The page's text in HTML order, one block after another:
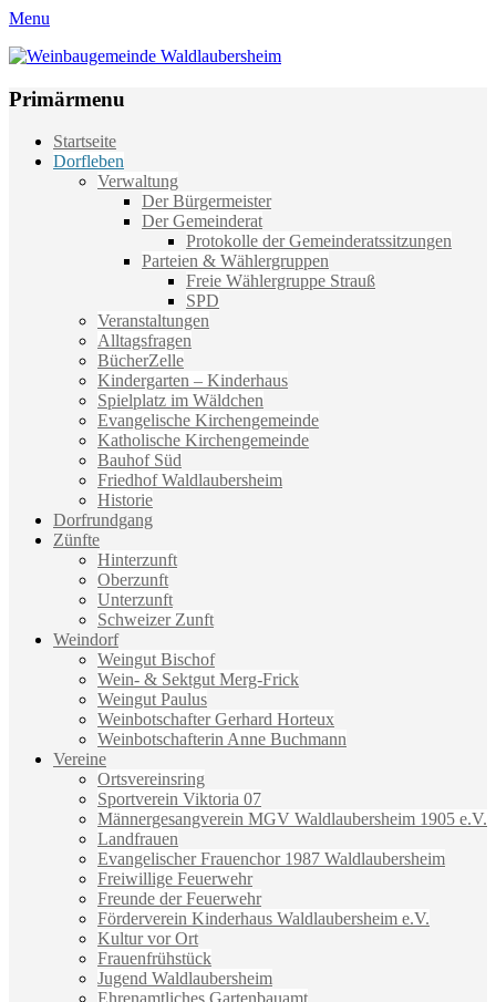
Menu
Weinbaugemeinde Waldlaubersheim
Primärmenu
Weiter
zum
Startseite
Dorfleben
Verwaltung
Der Bürgermeister
Der Gemeinderat
Protokolle der Gemeinderatssitzungen
Parteien & Wählergruppen
Freie Wählergruppe Strauß
SPD
Veranstaltungen
Alltagsfragen
BücherZelle
Kindergarten – Kinderhaus
Spielplatz im Wäldchen
Evangelische Kirchengemeinde
Katholische Kirchengemeinde
Bauhof Süd
Friedhof Waldlaubersheim
Historie
Dorfrundgang
Zünfte
Hinterzunft
Oberzunft
Unterzunft
Schweizer Zunft
Weindorf
Weingut Bischof
Wein- & Sektgut Merg-Frick
Weingut Paulus
Weinbotschafter Gerhard Horteux
Weinbotschafterin Anne Buchmann
Vereine
Ortsvereinsring
Sportverein Viktoria 07
Männergesangverein MGV Waldlaubersheim 1905 e.V.
Landfrauen
Evangelischer Frauenchor 1987 Waldlaubersheim
Freiwillige Feuerwehr
Freunde der Feuerwehr
Förderverein Kinderhaus Waldlaubersheim e.V.
Kultur vor Ort
Frauenfrühstück
Jugend Waldlaubersheim